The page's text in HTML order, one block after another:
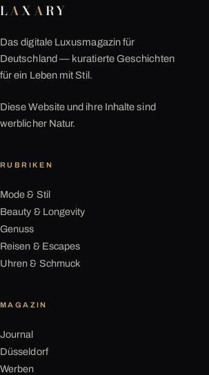
LAXARY
Das digitale Luxusmagazin für
Deutschland — kuratierte Geschichten
für ein Leben mit Stil.
Diese Website und ihre Inhalte sind
werblicher Natur.
RUBRIKEN
Mode & Stil
Beauty & Longevity
Genuss
Reisen & Escapes
Uhren & Schmuck
MAGAZIN
Journal
Düsseldorf
Werben